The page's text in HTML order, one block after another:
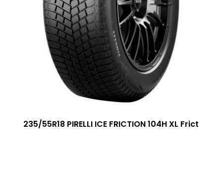
235/55R18 PIRELLI ICE FRICTION 104H XL Frict